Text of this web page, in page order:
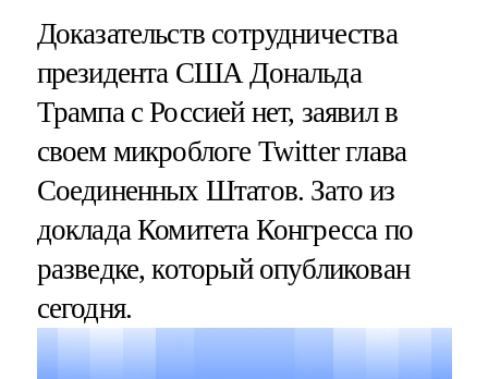
Доказательств сотрудничества
президента США Дональда
Трампа с Россией нет, заявил в
своем микроблоге Twitter глава
Соединенных Штатов. Зато из
доклада Комитета Конгресса по
разведке, который опубликован
сегодня.